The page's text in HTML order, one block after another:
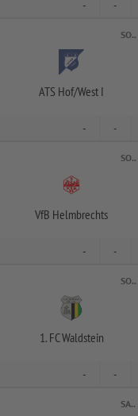
- -
SO..
ATS Hof/West I
- -
SO..
VfB Helmbrechts
- -
SO..
1. FC Waldstein
- -
SA..